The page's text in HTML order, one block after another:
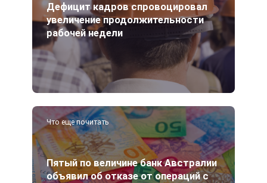
Дефицит кадров спровоцировал
увеличение продолжительности
рабочей недели
Что еще почитать
Пятый по величине банк Австралии
объявил об отказе от операций с